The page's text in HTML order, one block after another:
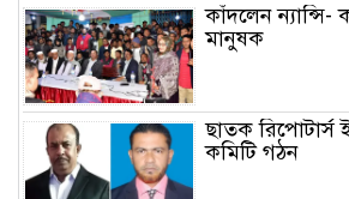
কাঁদলেন ন্যান্সি-
মানুষক
ছাতক
কমিটি গঠন